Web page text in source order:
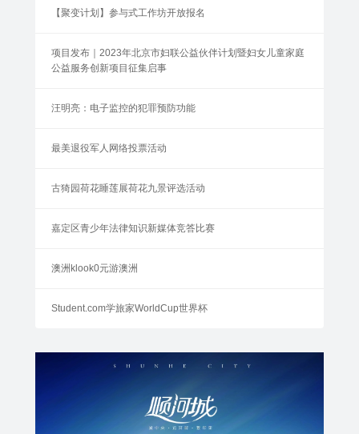
【聚变计划】参与式工作坊开放报名
项目发布｜2023年北京市妇联公益伙伴计划暨妇女儿童家庭
公益服务创新项目征集启事
汪明亮：电子监控的犯罪预防功能
最美退役军人网络投票活动
古猗园荷花睡莲展荷花九景评选活动
嘉定区青少年法律知识新媒体竞答比赛
澳洲klook0元游澳洲
Student.com学旅家WorldCup世界杯